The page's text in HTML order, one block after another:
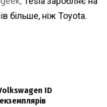
більше, ніж Toyota.
ID